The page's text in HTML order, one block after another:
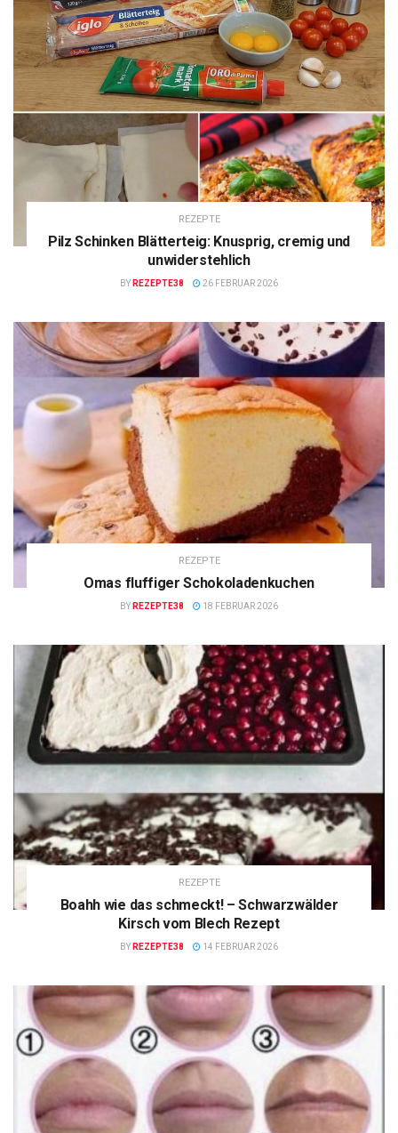
REZEPTE
Pilz Schinken Blätterteig: Knusprig, cremig und
unwiderstehlich
BY REZEPTE38 26 FEBRUAR 2026
REZEPTE
Omas fluffiger Schokoladenkuchen
BY REZEPTE38 18 FEBRUAR 2026
REZEPTE
Boahh wie das schmeckt! – Schwarzwälder
Kirsch vom Blech Rezept
BY REZEPTE38 14 FEBRUAR 2026